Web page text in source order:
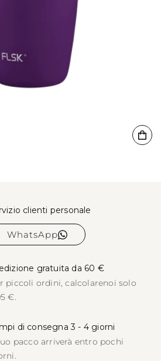
clienti personale
WhatsApp
gratuita da 60 €
piccoli ordini, calcolarenoi solo
€.
di consegna 3 - 4 giorni
pacco arriverà entro pochi